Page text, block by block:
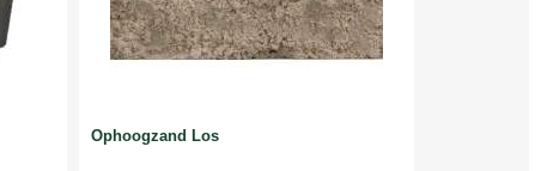
Ophoogzand Los